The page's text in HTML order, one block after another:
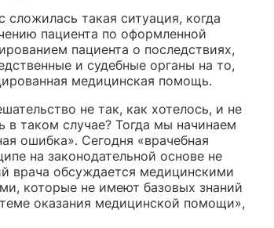
такая ситуация, когда
пациента по оформленной
пациента о последствиях,
и судебные органы на то,
медицинская помощь.
не так, как хотелось, и не
в таком случае? Тогда мы начинаем
ошибка». Сегодня «врачебная
на законодательной основе не
врача обсуждается медицинскими
которые не имеют базовых знаний
оказания медицинской помощи»,